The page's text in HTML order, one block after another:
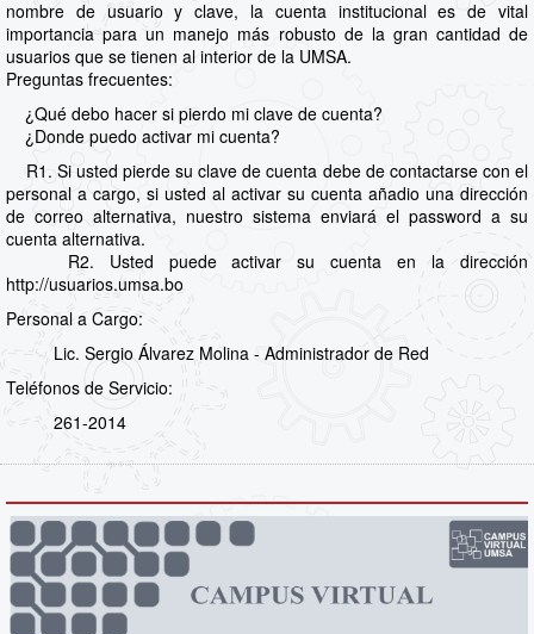
nombre de usuario y clave, la cuenta institucional es de vital
importancia para un manejo más robusto de la gran cantidad de
usuarios que se tienen al interior de la UMSA.
Preguntas frecuentes:
¿Qué debo hacer si pierdo mi clave de cuenta?
¿Donde puedo activar mi cuenta?
R1. Si usted pierde su clave de cuenta debe de contactarse con el
personal a cargo, si usted al activar su cuenta añadio una dirección
de correo alternativa, nuestro sistema enviará el password a su
cuenta alternativa.
R2. Usted puede activar su cuenta en la dirección
http://usuarios.umsa.bo
Personal a Cargo:
Lic. Sergio Álvarez Molina - Administrador de Red
Teléfonos de Servicio:
261-2014